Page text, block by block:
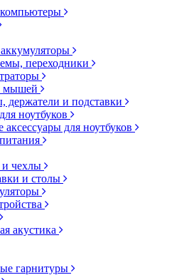
переходники
мышей
и подставки
ноутбуков
аксессуары для ноутбуков
чехлы
и столы
акустика
гарнитуры